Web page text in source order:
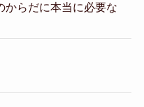
からだに本当に必要な